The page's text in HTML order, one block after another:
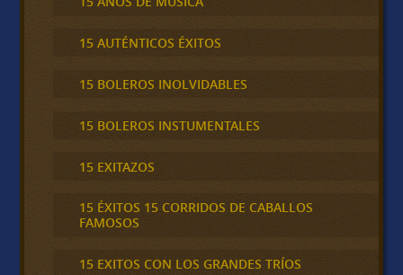
15 AUTÉNTICOS ÉXITOS
15 BOLEROS INOLVIDABLES
15 BOLEROS INSTUMENTALES
15 EXITAZOS
15 ÉXITOS 15 CORRIDOS DE CABALLOS
FAMOSOS
15 EXITOS CON LOS GRANDES TRÍOS